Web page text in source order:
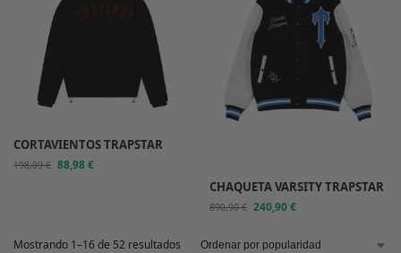
CORTAVIENTOS TRAPSTAR
198,09€ 88,98€
CHAQUETA VARSITY TRAPSTAR
890,90€ 240,90€
Mostrando 1–16 de 52 resultados